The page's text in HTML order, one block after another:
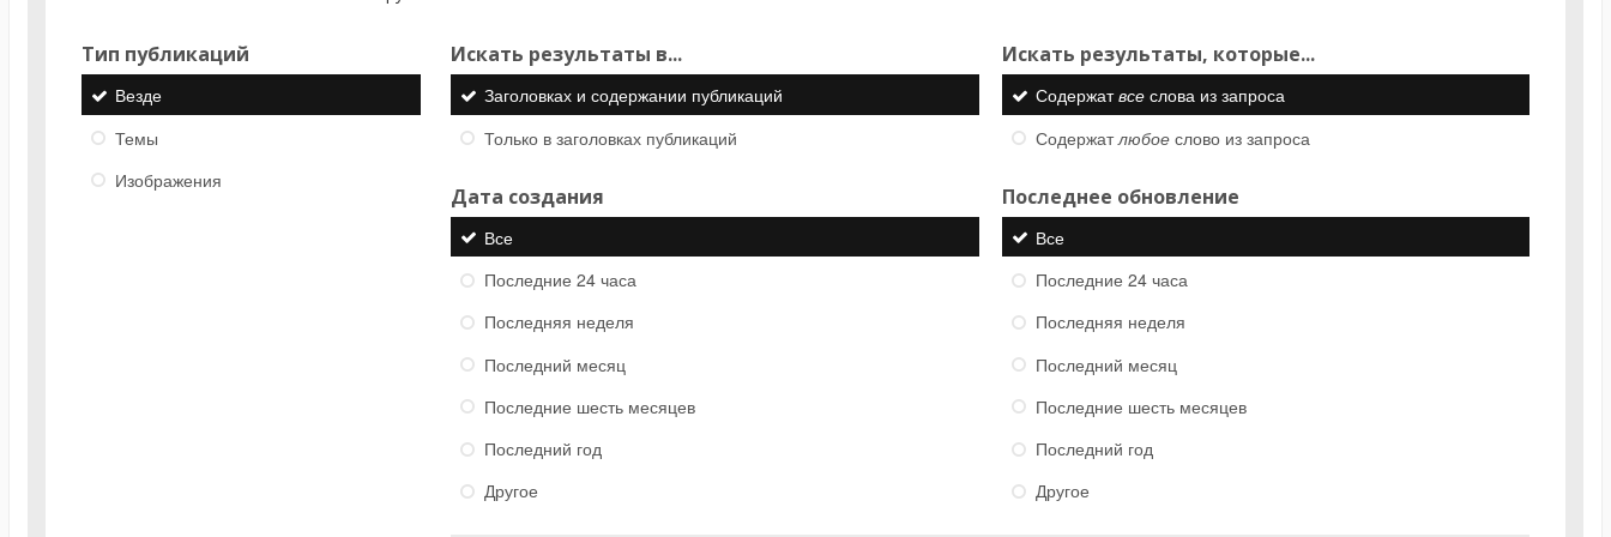
Тип публикаций
Везде
Темы
Изображения
Искать результаты в...
Заголовках и содержании публикаций
Только в заголовках публикаций
Искать результаты, которые...
Содержатвсеслова из запроса
Содержатлюбоеслово из запроса
Дата создания
Все
Последние 24 часа
Последняя неделя
Последний месяц
Последние шесть месяцев
Последний год
Другое
Последнее обновление
Все
Последние 24 часа
Последняя неделя
Последний месяц
Последние шесть месяцев
Последний год
Другое